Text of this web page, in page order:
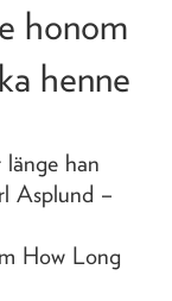
honom
henne
han
Asplund –
How Long